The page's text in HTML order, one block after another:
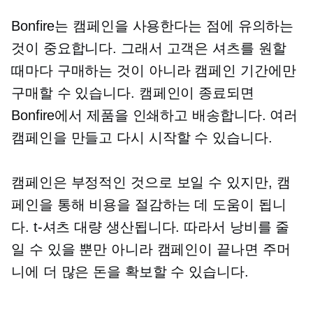
Bonfire는 캠페인을 사용한다는 점에 유의하는
것이 중요합니다. 그래서 고객은 셔츠를 원할
때마다 구매하는 것이 아니라 캠페인 기간에만
구매할 수 있습니다. 캠페인이 종료되면
Bonfire에서 제품을 인쇄하고 배송합니다. 여러
캠페인을 만들고 다시 시작할 수 있습니다.
캠페인은 부정적인 것으로 보일 수 있지만, 캠
페인을 통해 비용을 절감하는 데 도움이 됩니
다. t-셔츠 대량 생산됩니다. 따라서 낭비를 줄
일 수 있을 뿐만 아니라 캠페인이 끝나면 주머
니에 더 많은 돈을 확보할 수 있습니다.